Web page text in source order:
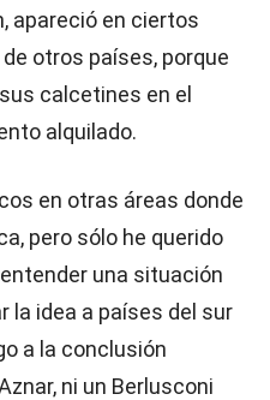
apareció en ciertos
otros países, porque
calcetines en el
alquilado.
en otras áreas donde
pero sólo he querido
una situación
la idea a países del sur
a la conclusión
ni un Berlusconi